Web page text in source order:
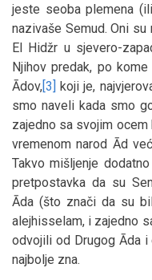
jeste seoba plemena
nazivaše Semud. Oni
El Hidžr u sjevero-
Njihov predak, po
Ādov,[3] koji je,
smo naveli kada smo
zajedno sa svojim
vremenom narod Ād
Takvo mišljenje
pretpostavka da su
Āda (što znači da su
alejhisselam, i zajedno
odvojili od Drugog Āda
najbolje zna.